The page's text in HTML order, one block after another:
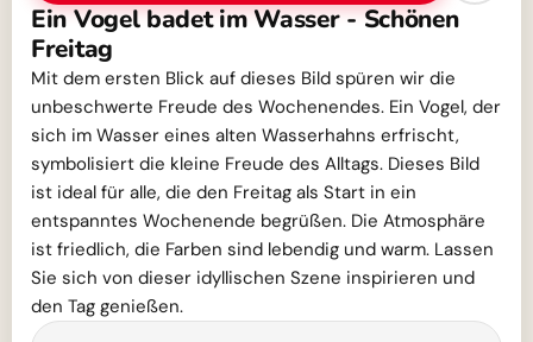
Ein Vogel badet im Wasser - Schönen
Freitag
Mit dem ersten Blick auf dieses Bild spüren wir die
unbeschwerte Freude des Wochenendes. Ein Vogel, der
sich im Wasser eines alten Wasserhahns erfrischt,
symbolisiert die kleine Freude des Alltags. Dieses Bild
ist ideal für alle, die den Freitag als Start in ein
entspanntes Wochenende begrüßen. Die Atmosphäre
ist friedlich, die Farben sind lebendig und warm. Lassen
Sie sich von dieser idyllischen Szene inspirieren und
den Tag genießen.